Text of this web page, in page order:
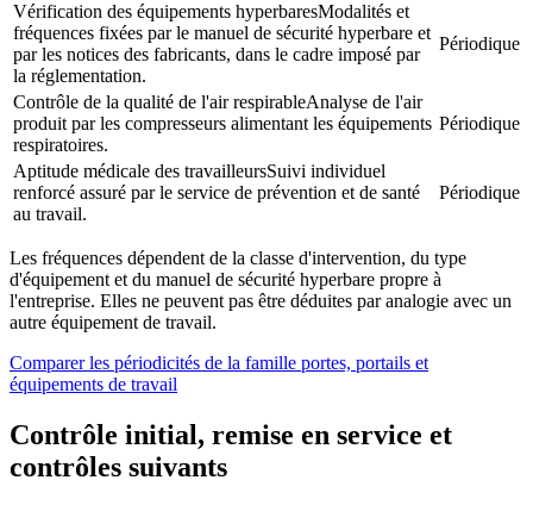
Vérification des équipements hyperbaresModalités et
fréquences fixées par le manuel de sécurité hyperbare et
par les notices des fabricants, dans le cadre imposé par
la réglementation.
Périodique
Contrôle de la qualité de l'air respirableAnalyse de l'air
produit par les compresseurs alimentant les équipements
respiratoires.
Périodique
Aptitude médicale des travailleursSuivi individuel
renforcé assuré par le service de prévention et de santé
au travail.
Périodique
Les fréquences dépendent de la classe d'intervention, du type
d'équipement et du manuel de sécurité hyperbare propre à
l'entreprise. Elles ne peuvent pas être déduites par analogie avec un
autre équipement de travail.
Comparer les périodicités de la famille portes, portails et
équipements de travail
Contrôle initial, remise en service et
contrôles suivants